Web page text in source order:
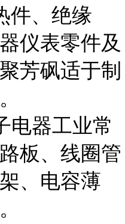
件、绝缘
仪表零件及
芳砜适于制
电器工业常
板、线圈管
、电容薄